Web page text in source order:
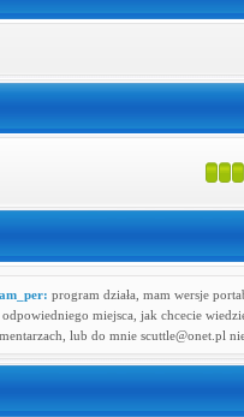
program działa, mam wersje
miejsca, jak chcecie
lub do mnie scuttle@onet.pl